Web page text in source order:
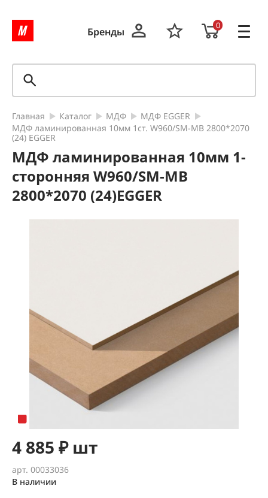
Бренды
0
Главная Каталог МДФ
МДФ EGGER
МДФ ламинированная 10мм 1ст. W960/SM-MB 2800*2070
(24) EGGER
МДФ ламинированная 10мм 1-
сторонняя W960/SM-MB
2800*2070 (24)EGGER
арт. 00033036
В наличии
4 885 ₽ шт